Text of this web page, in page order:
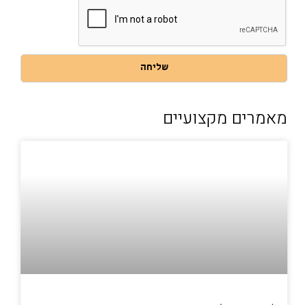
באתר
שליחה
מאמרים מקצועיים